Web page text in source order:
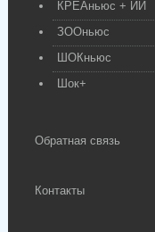
КРЕАньюс + ИИ
ЗООньюс
ШОКньюс
Шок+
Обратная связь
Контакты